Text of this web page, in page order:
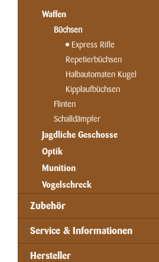
Waffen
Büchsen
Express Rifle
Repetierbüchsen
Halbautomaten Kugel
Kipplaufbüchsen
Flinten
Schalldämpfer
Jagdliche Geschosse
Optik
Munition
Vogelschreck
Zubehör
Service & Informationen
Hersteller